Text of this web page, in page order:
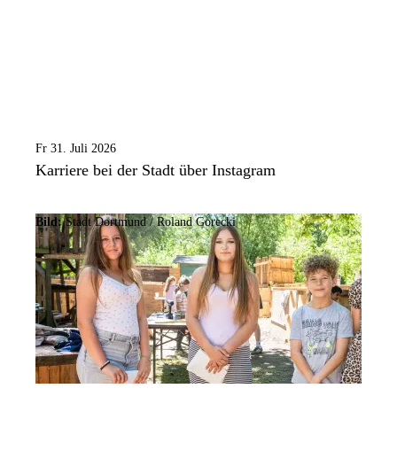
Fr 31. Juli 2026
Karriere bei der Stadt über Instagram
Bild:Stadt Dortmund / Roland Gorecki